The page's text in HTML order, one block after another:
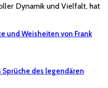
Dynamik und Vielfalt, hat
und Weisheiten von Frank
Sprüche des legendären